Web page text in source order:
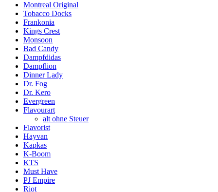
Montreal Original
Tobacco Docks
Frankonia
Kings Crest
Monsoon
Bad Candy
Dampfdidas
Dampflion
Dinner Lady
Dr. Fog
Dr. Kero
Evergreen
Flavourart
alt ohne Steuer
Flavorist
Hayvan
Kapkas
K-Boom
KTS
Must Have
PJ Empire
Riot